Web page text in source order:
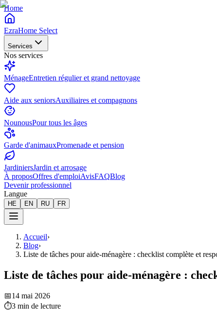
Home
EzraHome Select
Services
Nos services
MénageEntretien régulier et grand nettoyage
Aide aux seniorsAuxiliaires et compagnons
NounousPour tous les âges
Garde d'animauxPromenade et pension
JardiniersJardin et arrosage
À proposOffres d'emploiAvisFAQBlog
Devenir professionnel
Langue
HE EN RU FR
Accueil›
Blog›
Liste de tâches pour aide-ménagère : checklist complète et
Liste de tâches pour aide-ménagère :
📅14 mai 2026
⏱3 min de lecture